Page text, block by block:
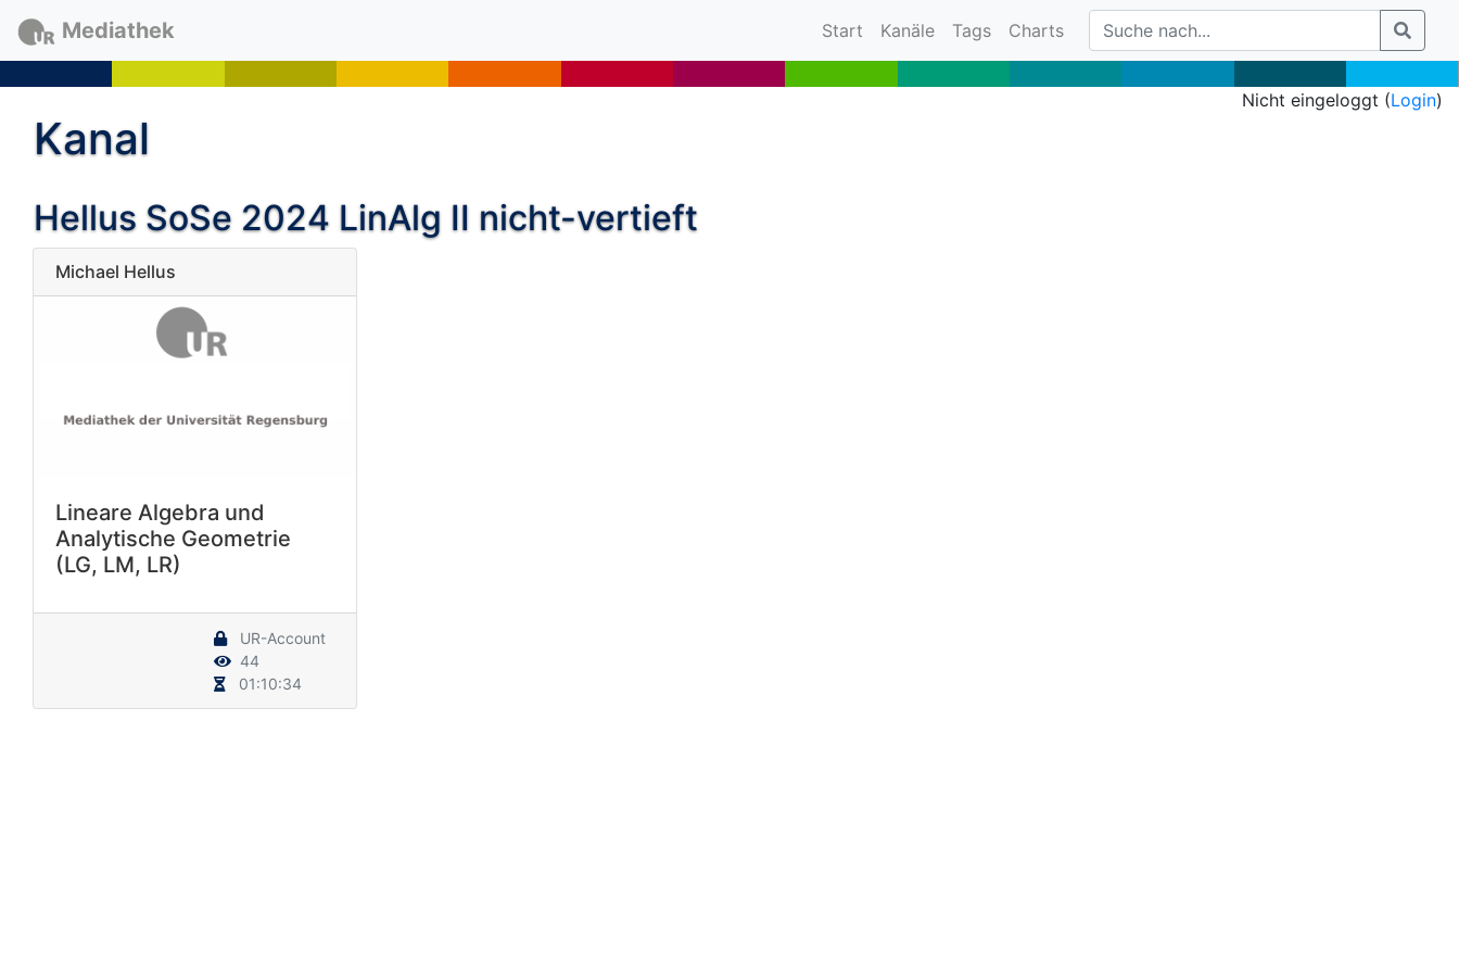
Mediathek Start (current)
Kanäle Tags Charts
Nicht eingeloggt (Login)
Kanal
Hellus SoSe 2024 LinAlg II nicht-vertieft
Michael Hellus
Lineare Algebra und
Analytische Geometrie
(LG, LM, LR)
UR-Account
44
01:10:34